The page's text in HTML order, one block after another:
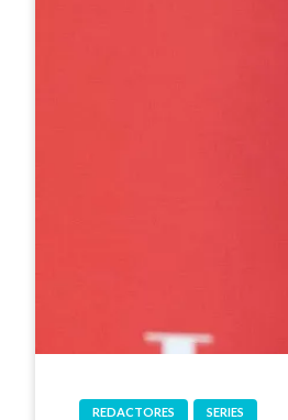
REDACTORES SERIES